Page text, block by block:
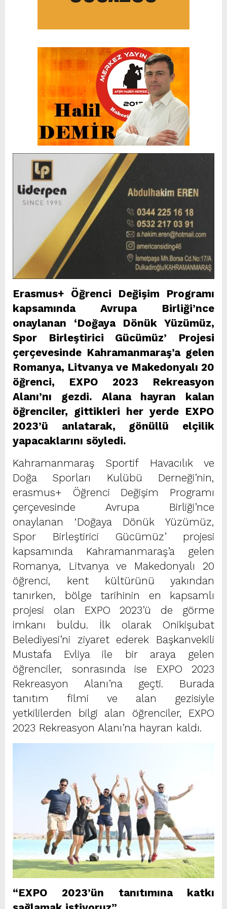
Erasmus+ Öğrenci Değişim Programı
kapsamında Avrupa Birliği’nce
onaylanan ‘Doğaya Dönük Yüzümüz,
Spor Birleştirici Gücümüz’ Projesi
çerçevesinde Kahramanmaraş’a gelen
Romanya, Litvanya ve Makedonyalı 20
öğrenci, EXPO 2023 Rekreasyon
Alanı’nı gezdi. Alana hayran kalan
öğrenciler, gittikleri her yerde EXPO
2023’ü anlatarak, gönüllü elçilik
yapacaklarını söyledi.
Kahramanmaraş Sportif Havacılık ve
Doğa Sporları Kulübü Derneği’nin,
erasmus+ Öğrenci Değişim Programı
çerçevesinde Avrupa Birliği’nce
onaylanan ‘Doğaya Dönük Yüzümüz,
Spor Birleştirici Gücümüz’ projesi
kapsamında Kahramanmaraş’a gelen
Romanya, Litvanya ve Makedonyalı 20
öğrenci, kent kültürünü yakından
tanırken, bölge tarihinin en kapsamlı
projesi olan EXPO 2023’ü de görme
imkanı buldu. İlk olarak Onikişubat
Belediyesi’ni ziyaret ederek Başkanvekili
Mustafa Evliya ile bir araya gelen
öğrenciler, sonrasında ise EXPO 2023
Rekreasyon Alanı’na geçti. Burada
tanıtım filmi ve alan gezisiyle
yetkililerden bilgi alan öğrenciler, EXPO
2023 Rekreasyon Alanı’na hayran kaldı.
“EXPO 2023’ün tanıtımına katkı